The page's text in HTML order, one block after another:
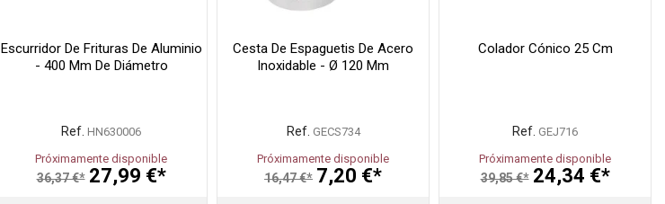
Escurridor De Frituras De Aluminio
- 400 Mm De Diámetro
Ref. HN630006
Próximamente disponible
36,37 €* 27,99 €*
Cesta De Espaguetis De Acero
Inoxidable - Ø 120 Mm
Ref. GECS734
Próximamente disponible
16,47 €* 7,20 €*
Colador Cónico 25 Cm
Ref. GEJ716
Próximamente disponible
39,85 €* 24,34 €*